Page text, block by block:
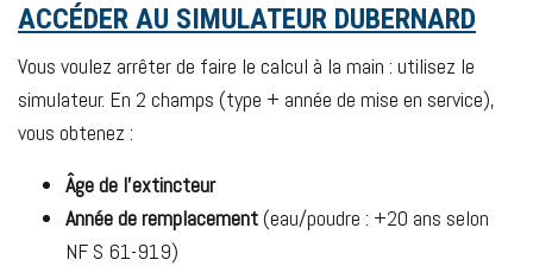
ACCÉDER AU SIMULATEUR DUBERNARD
Vous voulez arrêter de faire le calcul à la main : utilisez le
simulateur. En 2 champs (type + année de mise en service),
vous obtenez :
Âge de l’extincteur
Année de remplacement(eau/poudre : +20 ans selon
NF S 61-919)